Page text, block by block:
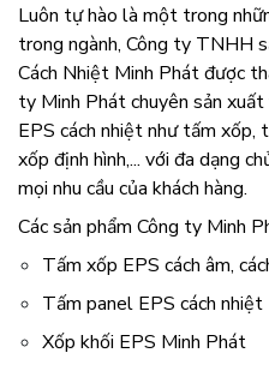
Luôn tự hào là một trong
trong ngành, Công ty TNHH
Cách Nhiệt Minh Phát được
ty Minh Phát chuyên sản xuất
EPS cách nhiệt như tấm xốp,
xốp định hình,... với đa dạng
mọi nhu cầu của khách hàng.
Các sản phẩm Công ty Minh
Tấm xốp EPS cách âm,
Tấm panel EPS cách nhiệt
Xốp khối EPS Minh Phát